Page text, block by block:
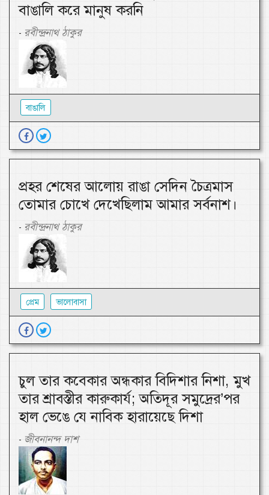
বাঙালি করে মানুষ করনি
- রবীন্দ্রনাথ ঠাকুর
বাঙালি
প্রহর শেষের আলোয় রাঙা সেদিন চৈত্রমাস
তোমার চোখে দেখেছিলাম আমার সর্বনাশ।
- রবীন্দ্রনাথ ঠাকুর
প্রেম ভালোবাসা
চুল তার কবেকার অন্ধকার বিদিশার নিশা, মুখ
তার শ্রাবস্তীর কারুকার্য; অতিদূর সমুদ্রের’পর
হাল ভেঙে যে নাবিক হারায়েছে দিশা
- জীবনানন্দ দাশ